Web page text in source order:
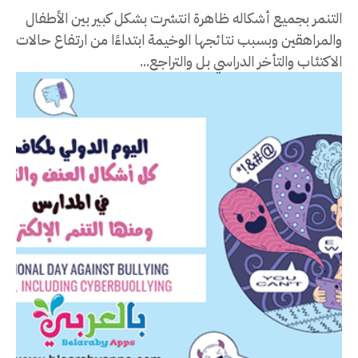
التنمر بجميع أشكاله ظاهرة انتشرت بشكل كبير بين الأطفال
والمراهقين وبسبب نتائجها الوخيمة ابتداءًا من ارتفاع حالات
الاكتئاب والتأخر الدراسي بل والتراجع...